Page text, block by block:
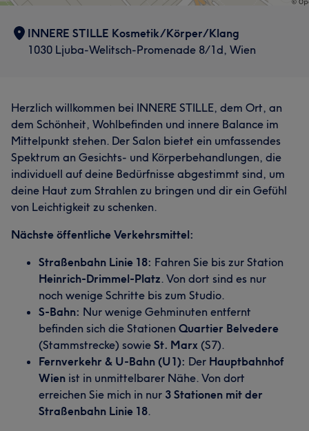
INNERE STILLE Kosmetik/Körper/Klang
1030 Ljuba-Welitsch-Promenade 8/1d, Wien
Herzlich willkommen bei INNERE STILLE, dem Ort, an
dem Schönheit, Wohlbefinden und innere Balance im
Mittelpunkt stehen. Der Salon bietet ein umfassendes
Spektrum an Gesichts- und Körperbehandlungen, die
individuell auf deine Bedürfnisse abgestimmt sind, um
deine Haut zum Strahlen zu bringen und dir ein Gefühl
von Leichtigkeit zu schenken.
Nächste öffentliche Verkehrsmittel:
Straßenbahn Linie 18: Fahren Sie bis zur Station
Heinrich-Drimmel-Platz. Von dort sind es nur
noch wenige Schritte bis zum Studio.
S-Bahn: Nur wenige Gehminuten entfernt
befinden sich die Stationen Quartier Belvedere
(Stammstrecke) sowie St. Marx (S7).
Fernverkehr & U-Bahn (U1): Der Hauptbahnhof
Wien ist in unmittelbarer Nähe. Von dort
erreichen Sie mich in nur 3 Stationen mit der
Straßenbahn Linie 18.